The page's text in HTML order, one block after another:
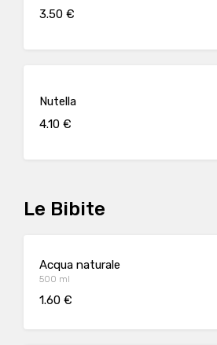
3.50 €
Nutella
4.10 €
Le Bibite
Acqua naturale
500 ml
1.60 €